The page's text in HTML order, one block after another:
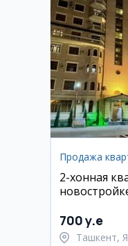
Продажа
2-хонная
Руставели
700 y.e
Ташкент,